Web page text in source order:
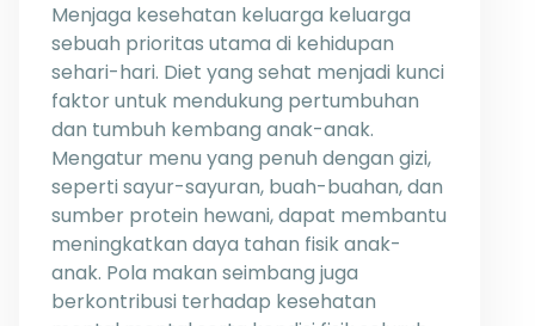
Menjaga kesehatan keluarga keluarga
sebuah prioritas utama di kehidupan
sehari-hari. Diet yang sehat menjadi kunci
faktor untuk mendukung pertumbuhan
dan tumbuh kembang anak-anak.
Mengatur menu yang penuh dengan gizi,
seperti sayur-sayuran, buah-buahan, dan
sumber protein hewani, dapat membantu
meningkatkan daya tahan fisik anak-
anak. Pola makan seimbang juga
berkontribusi terhadap kesehatan